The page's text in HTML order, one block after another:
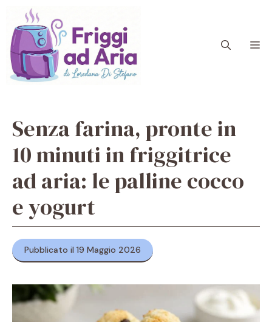
contenuto
Senza farina, pronte in
10 minuti in friggitrice
ad aria: le palline cocco
e yogurt
Pubblicato il 19 Maggio 2026